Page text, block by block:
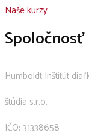
Naše kurzy
Spoločnosť
Humboldt Inštitút
štúdia s.r.o.
IČO: 31338658